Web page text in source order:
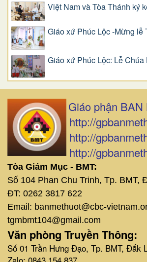
Việt Nam và Tòa Thánh ký
Giáo xứ Phúc Lộc -Mừng lễ
Giáo xứ Phúc Lộc: Lễ Chúa
Giáo phận BAN
http://
http://
http://
Tòa Giám Mục - BMT:
Số 104 Phan Chu Trinh, Tp. BMT,
ĐT: 0262 3817 622
Email: banmethuot@cbc-
tgmbmt104@gmail.com
Văn phòng Truyền Thông:
Số 01 Trần Hưng Đạo, Tp. BMT, Đắk